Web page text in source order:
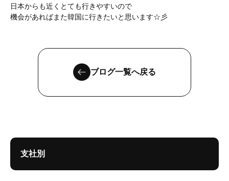
日本からも近くとても行きやすいので
機会があればまた韓国に行きたいと思います☆彡
ブログ一覧へ戻る
支社別